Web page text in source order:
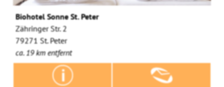
Biohotel Sonne St. Peter
Zähringer Str. 2
79271 St. Peter
ca. 19 km entfernt